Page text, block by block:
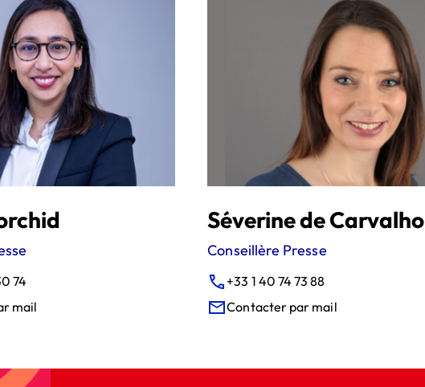
74
mail
Séverine de Carvalho
Conseillère Presse
+33 1 40 74 73 88
Contacter par mail